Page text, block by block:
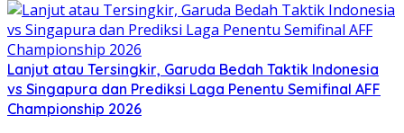
Lanjut atau Tersingkir, Garuda Bedah Taktik Indonesia
vs Singapura dan Prediksi Laga Penentu Semifinal AFF
Championship 2026